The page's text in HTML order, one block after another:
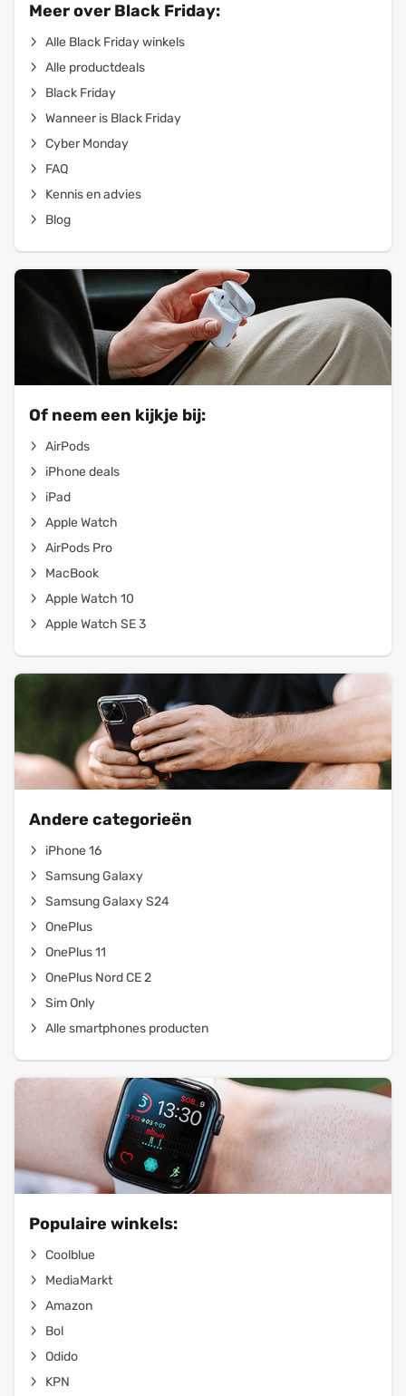
Meer over Black Friday:
Alle Black Friday winkels
Alle productdeals
Black Friday
Wanneer is Black Friday
Cyber Monday
FAQ
Kennis en advies
Blog
Of neem een kijkje bij:
AirPods
iPhone deals
iPad
Apple Watch
AirPods Pro
MacBook
Apple Watch 10
Apple Watch SE 3
Andere categorieën
iPhone 16
Samsung Galaxy
Samsung Galaxy S24
OnePlus
OnePlus 11
OnePlus Nord CE 2
Sim Only
Alle smartphones producten
Populaire winkels:
Coolblue
MediaMarkt
Amazon
Bol
Odido
KPN